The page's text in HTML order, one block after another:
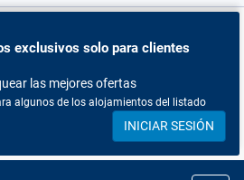
exclusivos solo para clientes
las mejores ofertas
algunos de los alojamientos del listado
INICIAR SESIÓN